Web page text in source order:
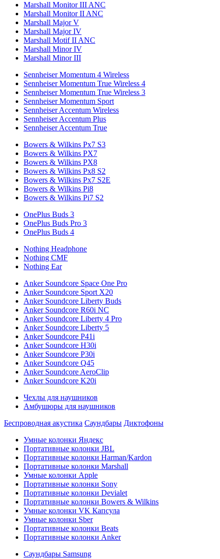
Marshall Monitor III ANC
Marshall Monitor II ANC
Marshall Major V
Marshall Major IV
Marshall Motif II ANC
Marshall Minor IV
Marshall Minor III
Sennheiser Momentum 4 Wireless
Sennheiser Momentum True Wireless 4
Sennheiser Momentum True Wireless 3
Sennheiser Momentum Sport
Sennheiser Accentum Wireless
Sennheiser Accentum Plus
Sennheiser Accentum True
Bowers & Wilkins Px7 S3
Bowers & Wilkins PX7
Bowers & Wilkins PX8
Bowers & Wilkins Px8 S2
Bowers & Wilkins Px7 S2E
Bowers & Wilkins Pi8
Bowers & Wilkins Pi7 S2
OnePlus Buds 3
OnePlus Buds Pro 3
OnePlus Buds 4
Nothing Headphone
Nothing CMF
Nothing Ear
Anker Soundcore Space One Pro
Anker Soundcore Sport X20
Anker Soundcore Liberty Buds
Anker Soundcore R60i NC
Anker Soundcore Liberty 4 Pro
Anker Soundcore Liberty 5
Anker Soundcore P41i
Anker Soundcore H30i
Anker Soundcore P30i
Anker Soundcore Q45
Anker Soundcore AeroClip
Anker Soundcore K20i
Чехлы для наушников
Амбушюры для наушников
Беспроводная акустика Саундбары Диктофоны
Умные колонки Яндекс
Портативные колонки JBL
Портативные колонки Harman/Kardon
Портативные колонки Marshall
Умные колонки Apple
Портативные колонки Sony
Портативные колонки Devialet
Портативные колонки Bowers & Wilkins
Умные колонки VK Капсула
Умные колонки Sber
Портативные колонки Beats
Портативные колонки Anker
Саундбары Samsung